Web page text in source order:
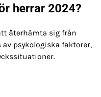
herrar 2024?
återhämta sig från
psykologiska faktorer,